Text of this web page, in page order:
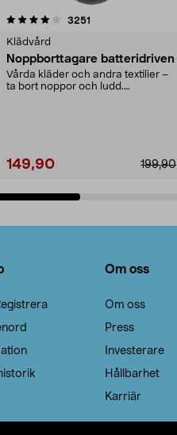
3251
Klädvård
Noppborttagare batteridriven
Vårda kläder och andra textilier –
ta bort noppor och ludd.
199,90
149,90
4.5av 5 stjärnor
Om oss
Om oss
Press
Investerare
Hållbarhet
Karriär